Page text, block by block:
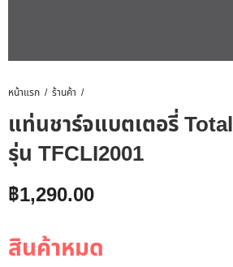
หน้าแรก ร้านค้า
แท่นชาร์จแบตเตอรี่ Total
รุ่น TFCLI2001
฿1,290.00
สินค้าหมด